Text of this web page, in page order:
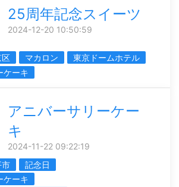
25周年記念スイーツ
2024-12-20 10:50:59
区 マカロン
東京ドームホテル
ケーキ
アニバーサリーケー
キ
2024-11-22 09:22:19
市
記念日
ケーキ